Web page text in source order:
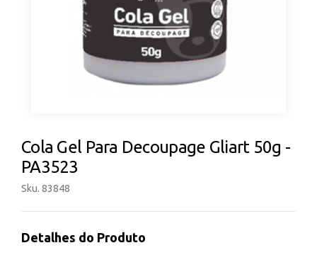
Cola Gel Para Decoupage Gliart 50g -
PA3523
Sku. 83848
Detalhes do Produto